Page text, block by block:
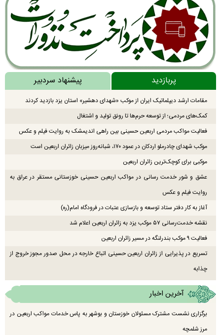
پربازدید پیشنهاد سردبیر
مقامات ارشد دیپلماتیک ایران از موکب «شهدای دهشیر» استان یزد بازدید کردند
کمک‌های مردمی؛ از توسعه حرم‌ها تا رونق تولید و اشتغال
فعالیت مواکب مردمی اربعین حسینی بین راهی اندیمشک به روایت فیلم و عکس
موکب شهدای چادرملو اردکان در عمود ۱۷۰، شبانه‌روز میزبان زائران اربعین است
موکبی برای کوچک‌ترین زائران اربعین
عشق و شور خدمت رسانی در مواکب اربعین حسینی خوزستانی مستقر در عراق به
روایت فیلم و عکس
آغاز به کار دفتر ستاد توسعه و بازسازی عتبات در فرودگاه امام(ره)
نقشه خدمت‌رسانی ۵۷ موکب یزد به زائران اربعین اعلام شد
فعالیت ۹ موکب بندرلنگه در مسیر زائران اربعین
تسریع در پذیرایی از زائران اربعین حسینی اتباع خارجه در محل صدور مجوز خروج از
چذابه
آخرین اخبار
برگزاری نشست مشترک مسئولان خوزستان و بوشهر به پاس خدمات مواکب اربعین در
مرز شلمچه